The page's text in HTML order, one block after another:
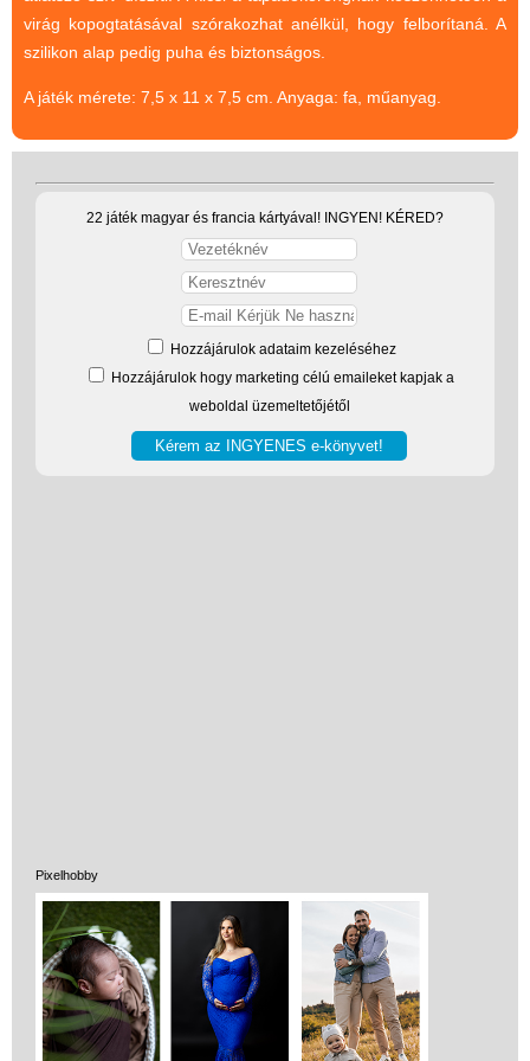
virág kopogtatásával szórakozhat anélkül, hogy felborítaná. A
szilikon alap pedig puha és biztonságos.
A játék mérete: 7,5 x 11 x 7,5 cm. Anyaga: fa, műanyag.
22 játék magyar és francia kártyával! INGYEN! KÉRED?
Hozzájárulok adataim kezeléséhez
Hozzájárulok hogy marketing célú emaileket kapjak a
weboldal üzemeltetőjétől
Pixelhobby
(baba,autó,konyha,épület,..)
Tanulást segítő játék
Társasjáték
Tudományos játék
CSAK NÁLUNK - Egyedi
játékok
Szállítási költség 1490 Ft-tól,
de akár INGYEN!
1-3 munkanapos kiszállítás
5%-os törzsvásárlói
kedvezmény